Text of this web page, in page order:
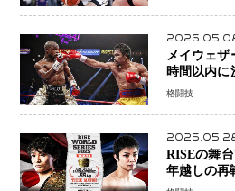
メイウェザ
時間以内に
ョンか混迷
格闘技
RISEの舞
年越しの再